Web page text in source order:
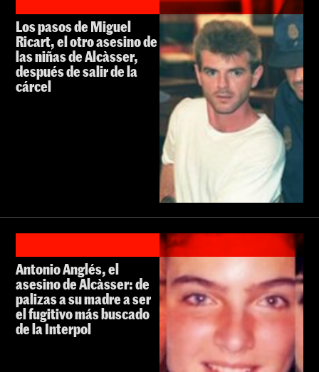
Los pasos de Miguel
Ricart, el otro asesino de
las niñas de Alcàsser,
después de salir de la
cárcel
Antonio Anglés, el
asesino de Alcàsser: de
palizas a su madre a ser
el fugitivo más buscado
de la Interpol